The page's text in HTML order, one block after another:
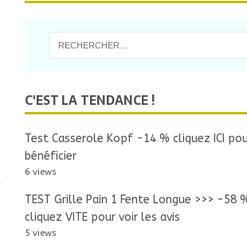
C'EST LA TENDANCE !
Test Casserole Kopf -14 % cliquez ICI
bénéficier
6 views
TEST Grille Pain 1 Fente Longue >>> -58
cliquez VITE pour voir les avis
5 views